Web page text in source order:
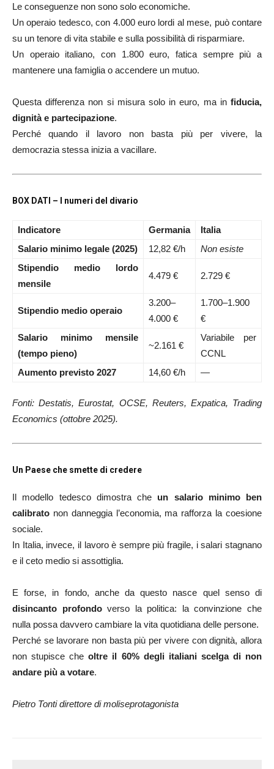
Le conseguenze non sono solo economiche.
Un operaio tedesco, con 4.000 euro lordi al mese, può contare
su un tenore di vita stabile e sulla possibilità di risparmiare.
Un operaio italiano, con 1.800 euro, fatica sempre più a
mantenere una famiglia o accendere un mutuo.
Questa differenza non si misura solo in euro, ma in fiducia,
dignità e partecipazione.
Perché quando il lavoro non basta più per vivere, la
democrazia stessa inizia a vacillare.
BOX DATI – I numeri del divario
Indicatore Germania
Italia
Salario minimo legale (2025)
12,82 €/h
Non esiste
Stipendio medio lordo
mensile
4.479 € 2.729 €
Stipendio medio operaio
3.200–
4.000 €
1.700–1.900
€
Salario minimo mensile
(tempo pieno)
~2.161 €
Variabile per
CCNL
Aumento previsto 2027
14,60 €/h —
Fonti: Destatis, Eurostat, OCSE, Reuters, Expatica, Trading
Economics (ottobre 2025).
Un Paese che smette di credere
Il modello tedesco dimostra che un salario minimo ben
calibrato non danneggia l’economia, ma rafforza la coesione
sociale.
In Italia, invece, il lavoro è sempre più fragile, i salari stagnano
e il ceto medio si assottiglia.
E forse, in fondo, anche da questo nasce quel senso di
disincanto profondoverso la politica: la convinzione che
nulla possa davvero cambiare la vita quotidiana delle persone.
Perché se lavorare non basta più per vivere con dignità, allora
non stupisce cheoltre il 60% degli italiani scelga di non
andare più a votare.
Pietro Tonti direttore di moliseprotagonista